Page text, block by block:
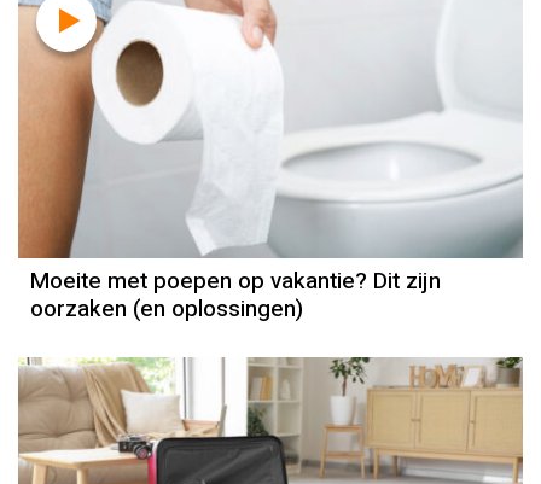
Moeite met poepen op vakantie? Dit zijn
oorzaken (en oplossingen)